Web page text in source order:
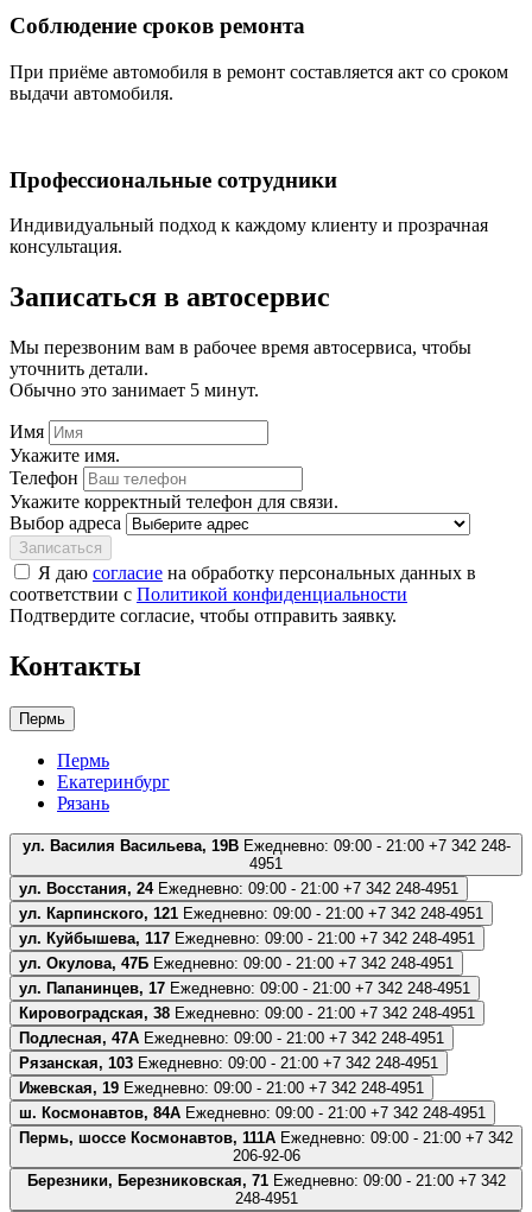
Соблюдение сроков ремонта
При приёме автомобиля в ремонт составляется акт со сроком
выдачи автомобиля.
Профессиональные сотрудники
Индивидуальный подход к каждому клиенту и прозрачная
консультация.
Записаться в автосервис
Мы перезвоним вам в рабочее время автосервиса, чтобы
уточнить детали.
Обычно это занимает 5 минут.
Имя
Укажите имя.
Телефон
Укажите корректный телефон для связи.
Выбор адреса
Записаться
Я даю согласие на обработку персональных данных в
соответствии с Политикой конфиденциальности
Подтвердите согласие, чтобы отправить заявку.
Контакты
Пермь
Пермь
Екатеринбург
Рязань
ул. Василия Васильева, 19ВЕжедневно: 09:00 - 21:00+7 342 248-
4951
ул. Восстания, 24Ежедневно: 09:00 - 21:00 +7 342 248-4951
ул. Карпинского, 121 Ежедневно: 09:00 - 21:00 +7 342 248-4951
ул. Куйбышева, 117 Ежедневно: 09:00 - 21:00 +7 342 248-4951
ул. Окулова, 47Б Ежедневно: 09:00 - 21:00 +7 342 248-4951
ул. Папанинцев, 17 Ежедневно: 09:00 - 21:00 +7 342 248-4951
Кировоградская, 38 Ежедневно: 09:00 - 21:00 +7 342 248-4951
Подлесная, 47А Ежедневно: 09:00 - 21:00 +7 342 248-4951
Рязанская, 103 Ежедневно: 09:00 - 21:00 +7 342 248-4951
Ижевская, 19 Ежедневно: 09:00 - 21:00 +7 342 248-4951
ш. Космонавтов, 84А Ежедневно: 09:00 - 21:00 +7 342 248-4951
Пермь, шоссе Космонавтов, 111А Ежедневно: 09:00 - 21:00 +7 342
206-92-06
Березники, Березниковская, 71Ежедневно: 09:00 - 21:00+7 342
248-4951